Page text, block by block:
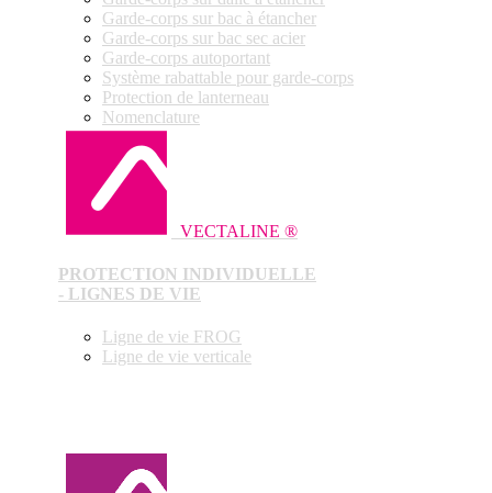
Garde-corps sur bac à étancher
Garde-corps sur bac sec acier
Garde-corps autoportant
Système rabattable pour garde-corps
Protection de lanterneau
Nomenclature
VECTALINE ®
PROTECTION INDIVIDUELLE
- LIGNES DE VIE
Ligne de vie FROG
Ligne de vie verticale